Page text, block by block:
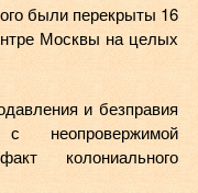
были перекрыты 16
Москвы на целых
и безправия
неопровержимой
колониального